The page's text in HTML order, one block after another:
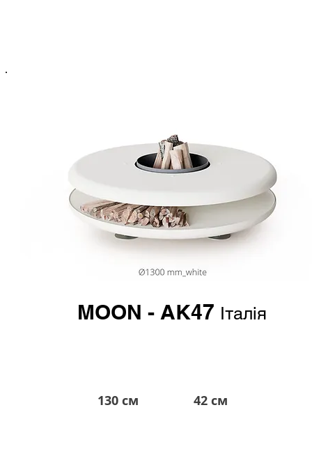
MOON - AK47 Італія
130 см 42 см